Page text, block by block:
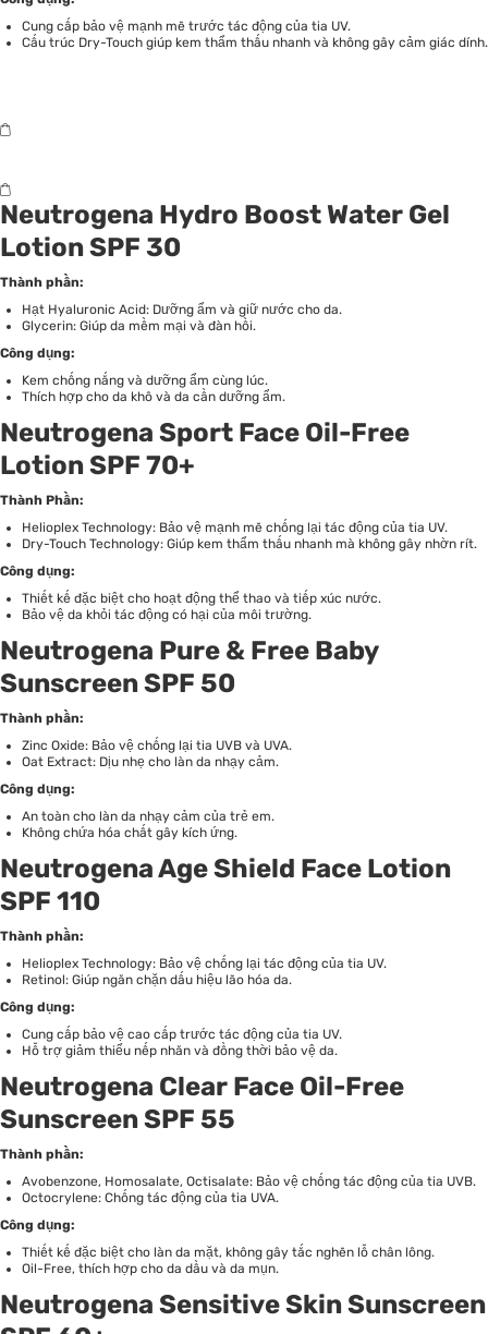
Cung cấp bảo vệ mạnh mẽ trước tác động của tia UV.
Cấu trúc Dry-Touch giúp kem thẩm thấu nhanh và không gây cảm giác dính.
Neutrogena Hydro Boost Water Gel
Lotion SPF 30
Thành phần:
Hạt Hyaluronic Acid: Dưỡng ẩm và giữ nước cho da.
Glycerin: Giúp da mềm mại và đàn hồi.
Công dụng:
Kem chống nắng và dưỡng ẩm cùng lúc.
Thích hợp cho da khô và da cần dưỡng ẩm.
Neutrogena Sport Face Oil-Free
Lotion SPF 70+
Thành Phần:
Helioplex Technology: Bảo vệ mạnh mẽ chống lại tác động của tia UV.
Dry-Touch Technology: Giúp kem thẩm thấu nhanh mà không gây nhờn rít.
Công dụng:
Thiết kế đặc biệt cho hoạt động thể thao và tiếp xúc nước.
Bảo vệ da khỏi tác động có hại của môi trường.
Neutrogena Pure & Free Baby
Sunscreen SPF 50
Thành phần:
Zinc Oxide: Bảo vệ chống lại tia UVB và UVA.
Oat Extract: Dịu nhẹ cho làn da nhạy cảm.
Công dụng:
An toàn cho làn da nhạy cảm của trẻ em.
Không chứa hóa chất gây kích ứng.
Neutrogena Age Shield Face Lotion
SPF 110
Thành phần:
Helioplex Technology: Bảo vệ chống lại tác động của tia UV.
Retinol: Giúp ngăn chặn dấu hiệu lão hóa da.
Công dụng:
Cung cấp bảo vệ cao cấp trước tác động của tia UV.
Hỗ trợ giảm thiểu nếp nhăn và đồng thời bảo vệ da.
Neutrogena Clear Face Oil-Free
Sunscreen SPF 55
Thành phần:
Avobenzone, Homosalate, Octisalate: Bảo vệ chống tác động của tia UVB.
Octocrylene: Chống tác động của tia UVA.
Công dụng:
Thiết kế đặc biệt cho làn da mặt, không gây tắc nghẽn lỗ chân lông.
Oil-Free, thích hợp cho da dầu và da mụn.
Neutrogena Sensitive Skin Sunscreen